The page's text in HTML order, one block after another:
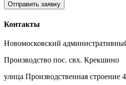
Отправить заявку
Контакты
Новомосковский
Производство пос. свх. Крекшино
улица Производственная строение 4